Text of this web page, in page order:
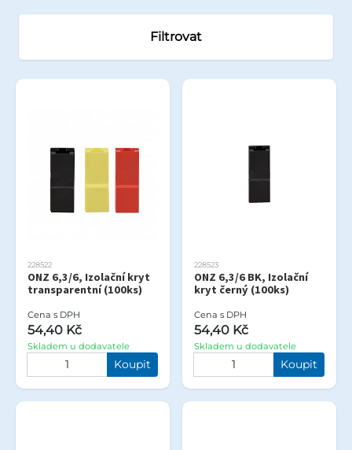
Filtrovat
228522
ONZ 6,3/6, Izolační kryt
transparentní (100ks)
Cena s DPH
54,40 Kč
Skladem u dodavatele
Koupit
228523
ONZ 6,3/6 BK, Izolační
kryt černý (100ks)
Cena s DPH
54,40 Kč
Skladem u dodavatele
Koupit